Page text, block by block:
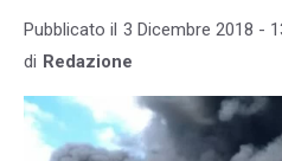
Pubblicato il 3 Dicembre 2018 -
di Redazione